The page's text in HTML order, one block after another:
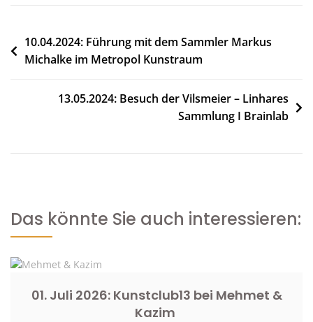
Beitragsnavigation
10.04.2024: Führung mit dem Sammler Markus
Michalke im Metropol Kunstraum
13.05.2024: Besuch der Vilsmeier – Linhares
Sammlung I Brainlab
Das könnte Sie auch interessieren:
01. Juli 2026: Kunstclub13 bei Mehmet &
Kazim